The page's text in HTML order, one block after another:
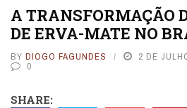
CONSTRUÇÃO CIVIL
EDUCAÇÃO
A TRANSFORMAÇÃO
DE ERVA-MATE NO
BY DIOGO FAGUNDES 2 DE
0
SHARE: